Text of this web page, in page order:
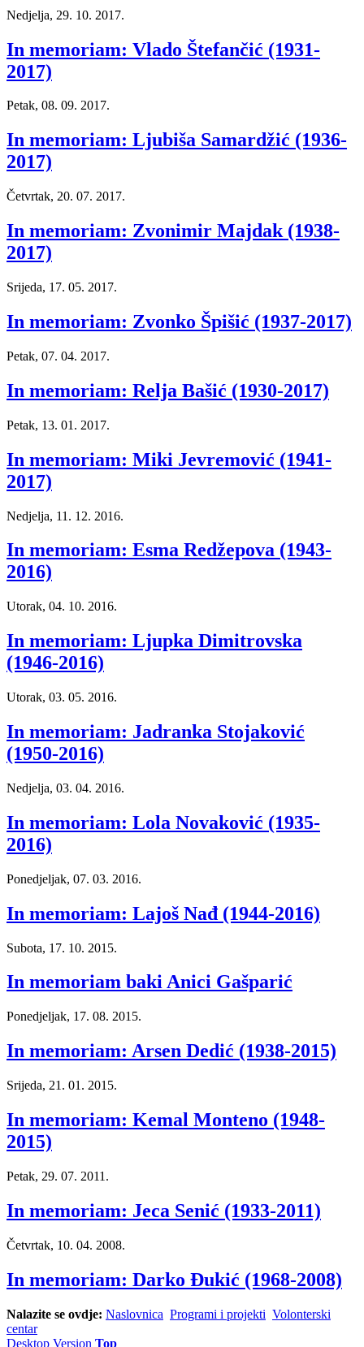
Nedjelja, 29. 10. 2017.
In memoriam: Vlado Štefančić (1931-
2017)
Petak, 08. 09. 2017.
In memoriam: Ljubiša Samardžić (1936-
2017)
Četvrtak, 20. 07. 2017.
In memoriam: Zvonimir Majdak (1938-
2017)
Srijeda, 17. 05. 2017.
In memoriam: Zvonko Špišić (1937-2017)
Petak, 07. 04. 2017.
In memoriam: Relja Bašić (1930-2017)
Petak, 13. 01. 2017.
In memoriam: Miki Jevremović (1941-
2017)
Nedjelja, 11. 12. 2016.
In memoriam: Esma Redžepova (1943-
2016)
Utorak, 04. 10. 2016.
In memoriam: Ljupka Dimitrovska
(1946-2016)
Utorak, 03. 05. 2016.
In memoriam: Jadranka Stojaković
(1950-2016)
Nedjelja, 03. 04. 2016.
In memoriam: Lola Novaković (1935-
2016)
Ponedjeljak, 07. 03. 2016.
In memoriam: Lajoš Nađ (1944-2016)
Subota, 17. 10. 2015.
In memoriam baki Anici Gašparić
Ponedjeljak, 17. 08. 2015.
In memoriam: Arsen Dedić (1938-2015)
Srijeda, 21. 01. 2015.
In memoriam: Kemal Monteno (1948-
2015)
Petak, 29. 07. 2011.
In memoriam: Jeca Senić (1933-2011)
Četvrtak, 10. 04. 2008.
In memoriam: Darko Đukić (1968-2008)
Nalazite se ovdje: Naslovnica Programi i projekti Volonterski
centar
Desktop Version Top